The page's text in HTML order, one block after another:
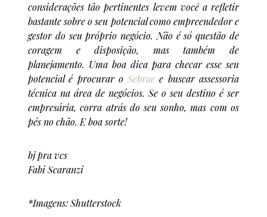
considerações tão pertinentes levem você a refletir
bastante sobre o seu potencial como empreendedor e
gestor do seu próprio negócio. Não é só questão de
coragem e disposição, mas também de
planejamento. Uma boa dica para checar esse seu
potencial é procurar oSebrae e buscar assessoria
técnica na área de negócios. Se o seu destino é ser
empresária, corra atrás do seu sonho, mas com os
pés no chão. E boa sorte!
bj pra vcs
Fabi Scaranzi
*Imagens: Shutterstock